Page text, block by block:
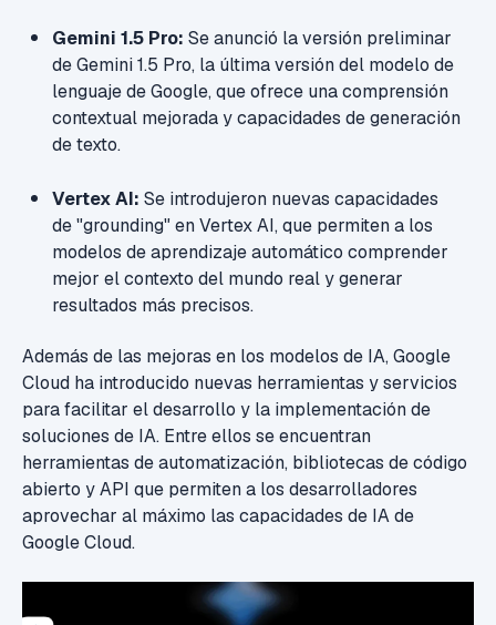
Gemini 1.5 Pro: Se anunció la versión preliminar
de Gemini 1.5 Pro, la última versión del modelo de
lenguaje de Google, que ofrece una comprensión
contextual mejorada y capacidades de generación
de texto.
Vertex AI: Se introdujeron nuevas capacidades
de "grounding" en Vertex AI, que permiten a los
modelos de aprendizaje automático comprender
mejor el contexto del mundo real y generar
resultados más precisos.
Además de las mejoras en los modelos de IA, Google
Cloud ha introducido nuevas herramientas y servicios
para facilitar el desarrollo y la implementación de
soluciones de IA. Entre ellos se encuentran
herramientas de automatización, bibliotecas de código
abierto y API que permiten a los desarrolladores
aprovechar al máximo las capacidades de IA de
Google Cloud.